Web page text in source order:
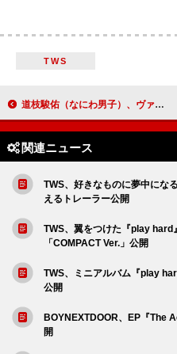
TWS
道枝駿佑（なにわ男子）、ヴァレンティノの最新ルックで空港に
関連ニュース
TWS、好きなものに夢中にな
えるトレーラー公開
TWS、翼をつけた『play hard
「COMPACT Ver.」公開
TWS、ミニアルバム『play
公開
BOYNEXTDOOR、EP『The
開